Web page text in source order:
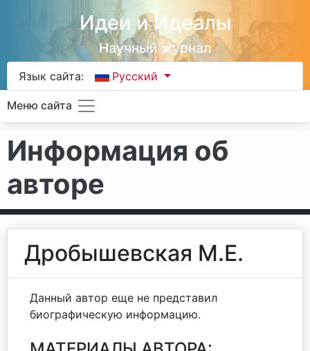
Идеи и Идеалы
Научный журнал
Язык сайта: Русский
Меню сайта
Информация об
авторе
Дробышевская М.Е.
Данный автор еще не представил
биографическую информацию.